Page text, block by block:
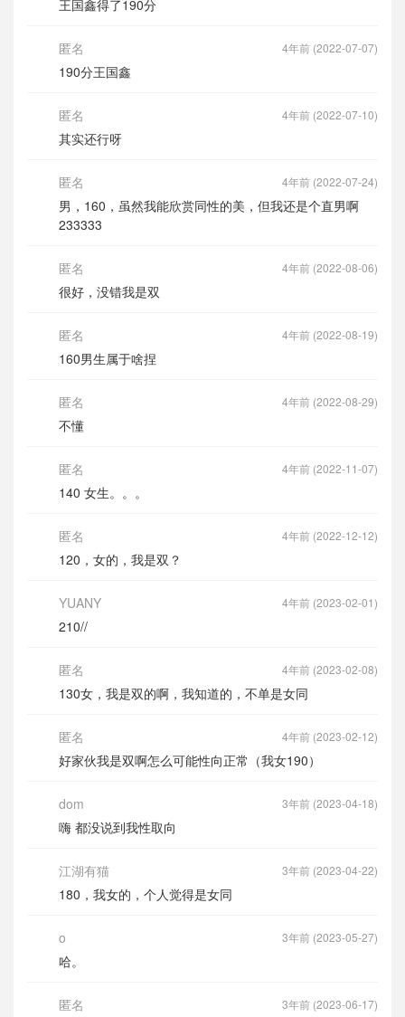
王国鑫得了190分
匿名
190分王国鑫
4年前 (2022-07-07)
匿名
其实还行呀
4年前 (2022-07-10)
匿名
男，160，虽然我能欣赏同性的美，但我还是个直男啊
233333
4年前 (2022-07-24)
匿名
很好，没错我是双
4年前 (2022-08-06)
匿名
160男生属于啥捏
4年前 (2022-08-19)
匿名
不懂
4年前 (2022-08-29)
匿名
140 女生。。。
4年前 (2022-11-07)
匿名
120，女的，我是双？
4年前 (2022-12-12)
YUANY
210//
4年前 (2023-02-01)
匿名
130女，我是双的啊，我知道的，不单是女同
4年前 (2023-02-08)
匿名
好家伙我是双啊怎么可能性向正常（我女190）
4年前 (2023-02-12)
dom
嗨 都没说到我性取向
3年前 (2023-04-18)
江湖有猫
180，我女的，个人觉得是女同
3年前 (2023-04-22)
o
哈。
3年前 (2023-05-27)
匿名
3年前 (2023-06-17)